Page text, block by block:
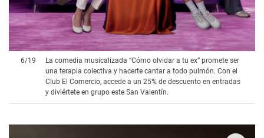
6/19
La comedia musicalizada “Cómo olvidar a tu ex” promete ser
una terapia colectiva y hacerte cantar a todo pulmón. Con el
Club El Comercio, accede a un 25% de descuento en entradas
y diviértete en grupo este San Valentín.